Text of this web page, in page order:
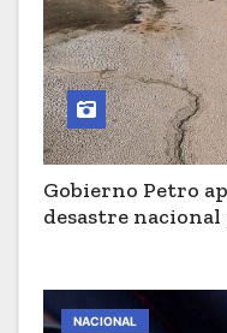
Gobierno Petro
desastre
NACIONAL